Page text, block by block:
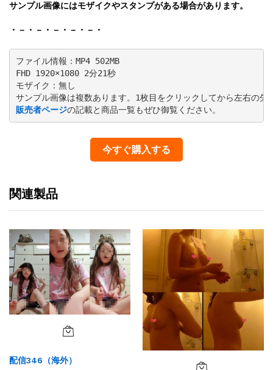
サンプル画像にはモザイクやスタンプがある場合があります。
・－・－・－・－・－・
ファイル情報：MP4 502MB
FHD 1920×1080 2分21秒
モザイク：無し
販売者ページの記載と商品一覧もぜひ御覧ください。
今すぐ購入する
関連製品
配信346（海外）